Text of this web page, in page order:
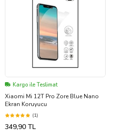
Kargo ile Teslimat
Xiaomi Mi 12T Pro Zore Blue Nano
Ekran Koruyucu
(1)
349,90 TL